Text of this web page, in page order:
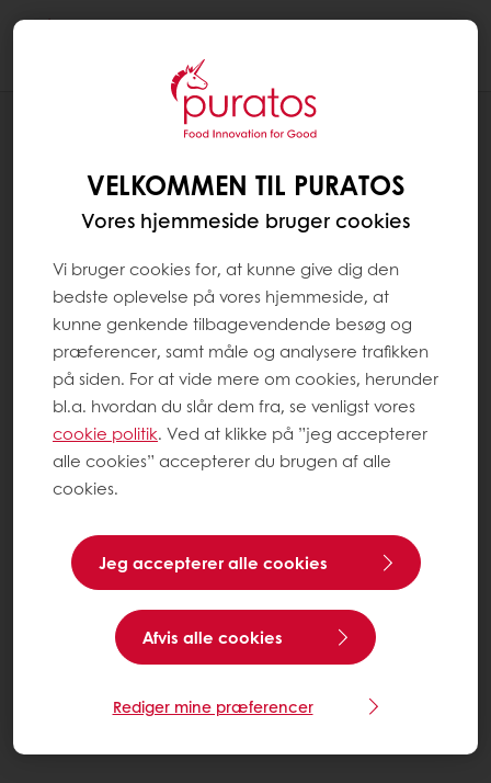
NYHEDER
VELKOMMEN TIL PURATOS
Vores hjemmeside bruger cookies
Vi bruger cookies for, at kunne give dig den
bedste oplevelse på vores hjemmeside, at
kunne genkende tilbagevendende besøg og
præferencer, samt måle og analysere trafikken
på siden. For at vide mere om cookies, herunder
bl.a. hvordan du slår dem fra, se venligst vores
cookie politik. Ved at klikke på ”jeg accepterer
alle cookies” accepterer du brugen af alle
cookies.
Jeg accepterer alle cookies
Afvis alle cookies
Rediger mine præferencer